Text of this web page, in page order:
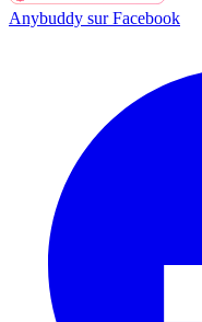
Anybuddy sur Facebook